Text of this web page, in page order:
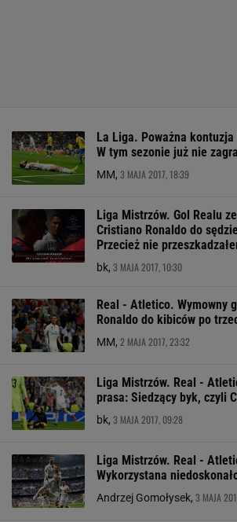
La Liga. Poważna
W tym sezonie już nie zagra
MM, 3 MAJA 2017, 18:39
Liga Mistrzów. Gol Realu
Cristiano Ronaldo do
Przecież nie
bk, 3 MAJA 2017, 10:30
Real - Atletico. Wymowny
Ronaldo do kibiców po
MM, 2 MAJA 2017, 23:32
Liga Mistrzów. Real -
prasa: Siedzący byk, czyli
bk, 3 MAJA 2017, 09:28
Liga Mistrzów. Real -
Wykorzystana
Andrzej Gomołysek, 3 MAJA